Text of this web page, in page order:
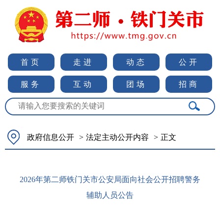
首页 走进 动态 公开
服务 互动 团场 招商
政府信息公开 > 法定主动公开内容 > 正文
2026年第二师铁门关市公安局面向社会公开招聘警务
辅助人员公告